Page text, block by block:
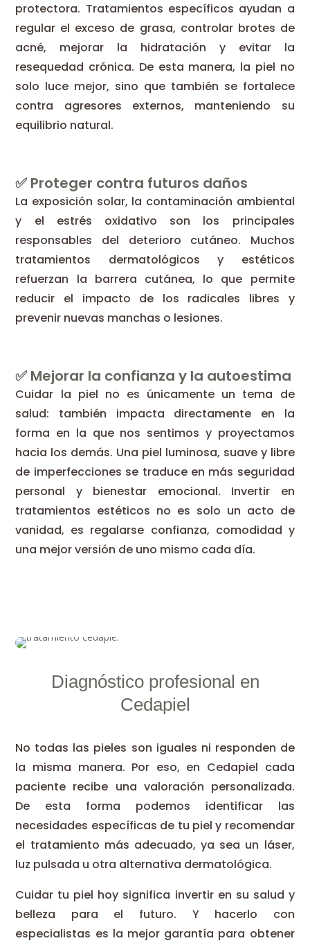
protectora. Tratamientos específicos ayudan a
regular el exceso de grasa, controlar brotes de
acné, mejorar la hidratación y evitar la
resequedad crónica. De esta manera, la piel no
solo luce mejor, sino que también se fortalece
contra agresores externos, manteniendo su
equilibrio natural.
✅ Proteger contra futuros daños
La exposición solar, la contaminación ambiental
y el estrés oxidativo son los principales
responsables del deterioro cutáneo. Muchos
tratamientos dermatológicos y estéticos
refuerzan la barrera cutánea, lo que permite
reducir el impacto de los radicales libres y
prevenir nuevas manchas o lesiones.
✅ Mejorar la confianza y la autoestima
Cuidar la piel no es únicamente un tema de
salud: también impacta directamente en la
forma en la que nos sentimos y proyectamos
hacia los demás. Una piel luminosa, suave y libre
de imperfecciones se traduce en más seguridad
personal y bienestar emocional. Invertir en
tratamientos estéticos no es solo un acto de
vanidad, es regalarse confianza, comodidad y
una mejor versión de uno mismo cada día.
Diagnóstico profesional en
Cedapiel
No todas las pieles son iguales ni responden de
la misma manera. Por eso, en Cedapiel cada
paciente recibe una valoración personalizada.
De esta forma podemos identificar las
necesidades específicas de tu piel y recomendar
el tratamiento más adecuado, ya sea un láser,
luz pulsada u otra alternativa dermatológica.
Cuidar tu piel hoy significa invertir en su salud y
belleza para el futuro. Y hacerlo con
especialistas es la mejor garantía para obtener